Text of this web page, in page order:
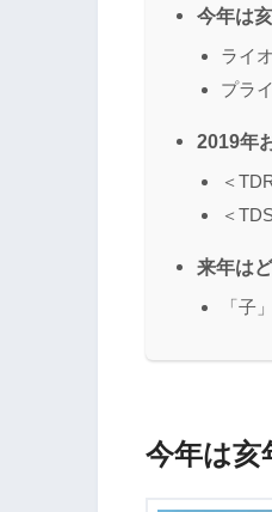
今年は
ライ
プラ
2019年
＜
＜
来年は
「子
今年は